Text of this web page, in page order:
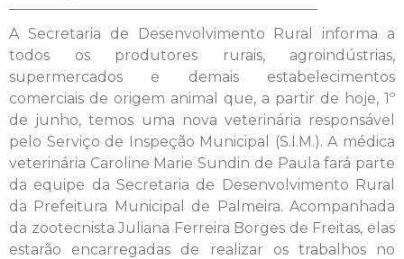
A Secretaria de Desenvolvimento Rural informa a
todos os produtores rurais, agroindústrias,
supermercados e demais estabelecimentos
comerciais de origem animal que, a partir de hoje, 1º
de junho, temos uma nova veterinária responsável
pelo Serviço de Inspeção Municipal (S.I.M.). A médica
veterinária Caroline Marie Sundin de Paula fará parte
da equipe da Secretaria de Desenvolvimento Rural
da Prefeitura Municipal de Palmeira. Acompanhada
da zootecnista Juliana Ferreira Borges de Freitas, elas
estarão encarregadas de realizar os trabalhos no